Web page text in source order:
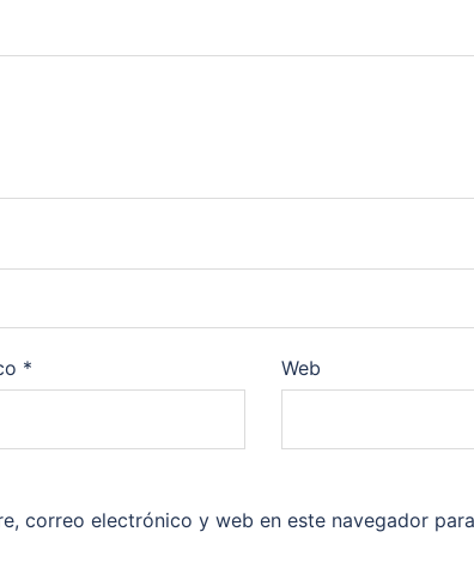
* Web
correo electrónico y web en este navegador